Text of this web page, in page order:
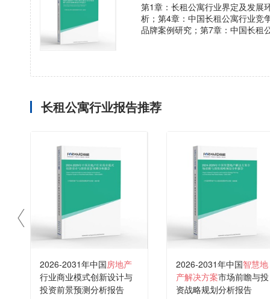
第1章：长租公寓行业界定及发展
析；第4章：中国长租公寓行业竞
品牌案例研究；第7章：中国长租
长租公寓行业报告推荐
2026-2031年中国房地产
行业商业模式创新设计与
投资前景预测分析报告
2026-2031年中国智慧地
产解决方案市场前瞻与投
资战略规划分析报告